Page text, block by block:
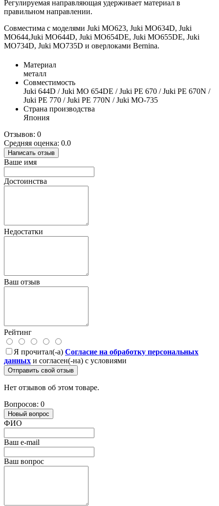
Регулируемая направляющая удерживает материал в
правильном направлении.
Совместима с моделями Juki MO623, Juki MO634D, Juki
MO644,Juki MO644D, Juki MO654DE, Juki MO655DE, Juki
MO734D, Juki MO735D и оверлоками Bernina.
Материал
металл
Совместимость
Juki 644D / Juki MO 654DE / Juki PE 670 / Juki PE 670N /
Juki PE 770 / Juki PE 770N / Juki MO-735
Страна производства
Япония
Отзывов: 0
Средняя оценка: 0.0
Написать отзыв
Ваше имя
Достоинства
Недостатки
Ваш отзыв
Рейтинг
Я прочитал(-а) Согласие на обработку персональных
данных и согласен(-на) с условиями
Отправить свой отзыв
Нет отзывов об этом товаре.
Вопросов: 0
Новый вопрос
ФИО
Ваш e-mail
Ваш вопрос